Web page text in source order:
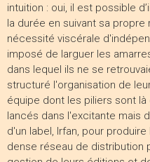
intuition : oui, il est possible
la durée en suivant sa
nécessité viscérale
imposé de larguer les
dans lequel ils ne se
structuré l'organisation de
équipe dont les piliers sont
lancés dans l'excitante mais
d'un label, Irfan, pour
dense réseau de distribution